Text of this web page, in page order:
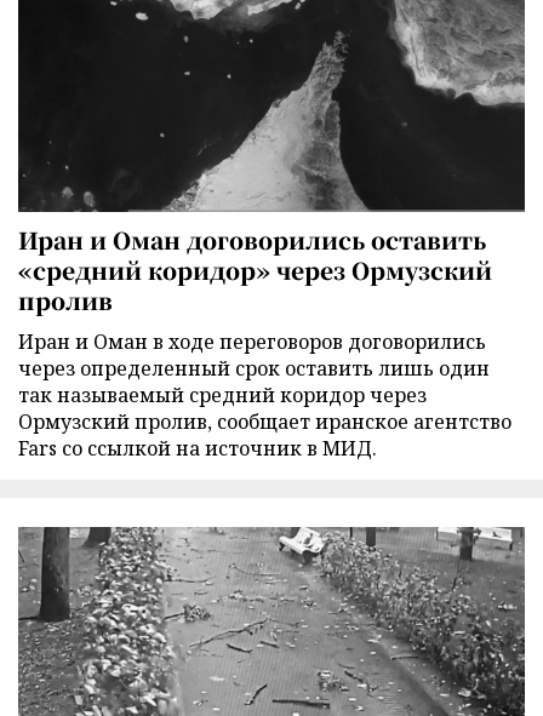
Иран и Оман договорились оставить
«средний коридор» через Ормузский
пролив
Иран и Оман в ходе переговоров договорились
через определенный срок оставить лишь один
так называемый средний коридор через
Ормузский пролив, сообщает иранское агентство
Fars со ссылкой на источник в МИД.